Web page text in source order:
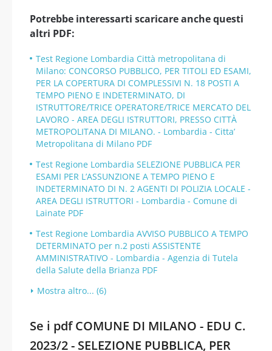
Potrebbe interessarti scaricare anche questi
altri PDF:
Test Regione Lombardia Città metropolitana di
Milano: CONCORSO PUBBLICO, PER TITOLI ED ESAMI,
PER LA COPERTURA DI COMPLESSIVI N. 18 POSTI A
TEMPO PIENO E INDETERMINATO, DI
ISTRUTTORE/TRICE OPERATORE/TRICE MERCATO DEL
LAVORO - AREA DEGLI ISTRUTTORI, PRESSO CITTÀ
METROPOLITANA DI MILANO. - Lombardia - Citta’
Metropolitana di Milano PDF
Test Regione Lombardia SELEZIONE PUBBLICA PER
ESAMI PER L’ASSUNZIONE A TEMPO PIENO E
INDETERMINATO DI N. 2 AGENTI DI POLIZIA LOCALE -
AREA DEGLI ISTRUTTORI - Lombardia - Comune di
Lainate PDF
Test Regione Lombardia AVVISO PUBBLICO A TEMPO
DETERMINATO per n.2 posti ASSISTENTE
AMMINISTRATIVO - Lombardia - Agenzia di Tutela
della Salute della Brianza PDF
Mostra altro... (6)
Se i pdf COMUNE DI MILANO - EDU C.
2023/2 - SELEZIONE PUBBLICA, PER